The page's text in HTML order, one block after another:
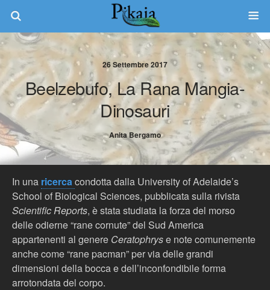
26 Settembre 2017
Beelzebufo, La Rana Mangia-
Dinosauri
Anita Bergamo
In una ricercacondotta dalla University of Adelaide’s
School of Biological Sciences, pubblicata sulla rivista
Scientific Reports, è stata studiata la forza del morso
delle odierne “rane cornute” del Sud America
appartenenti al genere Ceratophryse note comunemente
anche come “rane pacman” per via delle grandi
dimensioni della bocca e dell’inconfondibile forma
arrotondata del corpo.